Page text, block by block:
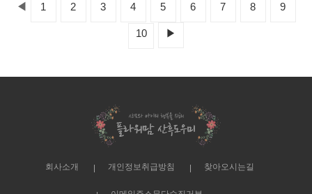
◀ 1 2 3 4 5 6 7 8 9
10 ▶
회사소개 개인정보취급방침 찾아오시는길